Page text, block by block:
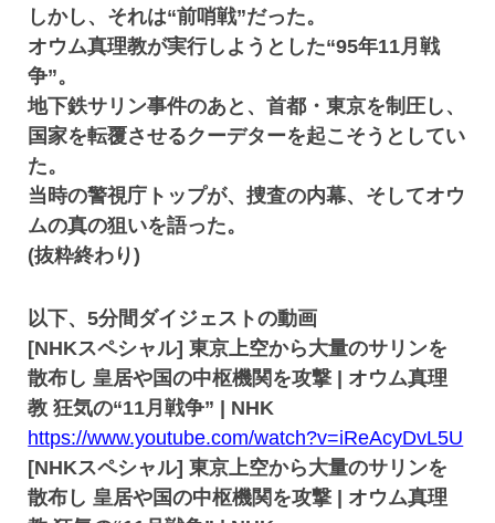
しかし、それは“前哨戦”だった。
オウム真理教が実行しようとした“95年11月戦
争”。
地下鉄サリン事件のあと、首都・東京を制圧し、
国家を転覆させるクーデターを起こそうとしてい
た。
当時の警視庁トップが、捜査の内幕、そしてオウ
ムの真の狙いを語った。
(抜粋終わり)
以下、5分間ダイジェストの動画
[NHKスペシャル] 東京上空から大量のサリンを
散布し 皇居や国の中枢機関を攻撃 | オウム真理
教 狂気の“11月戦争” | NHK
https://www.youtube.com/watch?v=iReAcyDvL5U
[NHKスペシャル] 東京上空から大量のサリンを
散布し 皇居や国の中枢機関を攻撃 | オウム真理